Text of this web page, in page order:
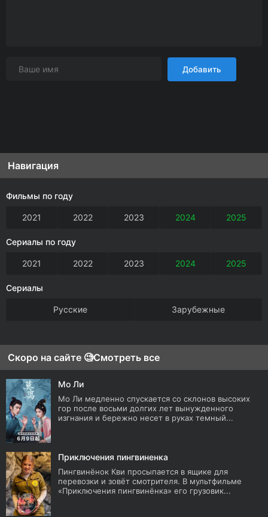
Добавить
Навигация
Фильмы по году
2021 2022 2023 2024 2025
Сериалы по году
2021 2022 2023 2024 2025
Сериалы
Русские Зарубежные
Скоро на сайте 🧐Смотреть все
Мо Ли
Мо Ли медленно спускается со склонов высоких
гор после восьми долгих лет вынужденного
изгнания и бережно несет в руках темный...
Приключения пингвиненка
Пингвинёнок Кви просыпается в ящике для
перевозки и зовёт смотрителя. В мультфильме
«Приключения пингвинёнка» его грузовик...